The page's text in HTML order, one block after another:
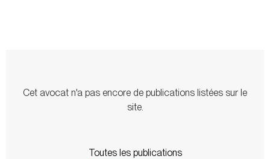
Cet avocat n'a pas encore de publications listées sur le
site.
Toutes les publications